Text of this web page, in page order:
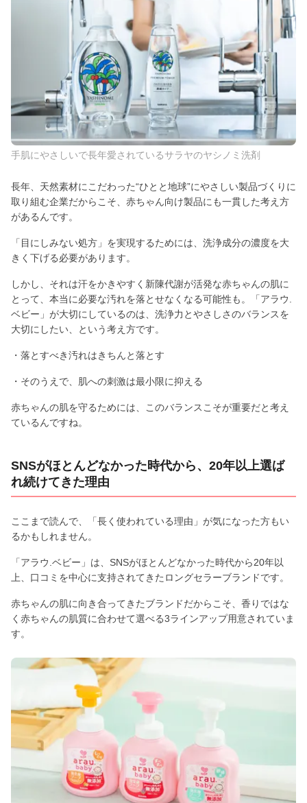
手肌にやさしいで長年愛されているサラヤのヤシノミ洗剤
長年、天然素材にこだわった“ひとと地球”にやさしい製品づくりに
取り組む企業だからこそ、赤ちゃん向け製品にも一貫した考え方
があるんです。
「目にしみない処方」を実現するためには、洗浄成分の濃度を大
きく下げる必要があります。
しかし、それは汗をかきやすく新陳代謝が活発な赤ちゃんの肌に
とって、本当に必要な汚れを落とせなくなる可能性も。「アラウ.
ベビー」が大切にしているのは、洗浄力とやさしさのバランスを
大切にしたい、という考え方です。
・落とすべき汚れはきちんと落とす
・そのうえで、肌への刺激は最小限に抑える
赤ちゃんの肌を守るためには、このバランスこそが重要だと考え
ているんですね。
SNSがほとんどなかった時代から、20年以上選ば
れ続けてきた理由
ここまで読んで、「長く使われている理由」が気になった方もい
るかもしれません。
「アラウ.ベビー」は、SNSがほとんどなかった時代から20年以
上、口コミを中心に支持されてきたロングセラーブランドです。
赤ちゃんの肌に向き合ってきたブランドだからこそ、香りではな
く赤ちゃんの肌質に合わせて選べる3ラインアップ用意されていま
す。